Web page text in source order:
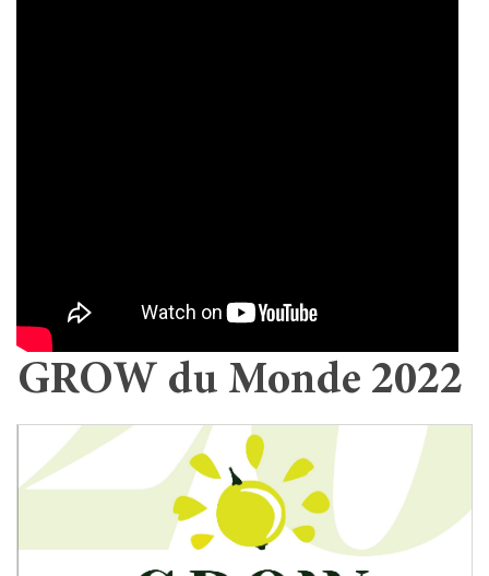
GROW du Monde 2022